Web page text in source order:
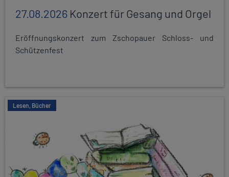
27.08.2026 Konzert für Gesang und Orgel
Eröffnungskonzert zum Zschopauer Schloss- und
Schützenfest
Lesen, Bücher